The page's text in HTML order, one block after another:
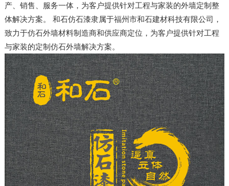
产、销售、服务一体，为客户提供针对工程与家装的外墙定制整
体解决方案。 和石仿石漆隶属于福州市和石建材科技有限公司，
致力于仿石外墙材料制造商和供应商定位，为客户提供针对工程
与家装的定制仿石外墙解决方案。